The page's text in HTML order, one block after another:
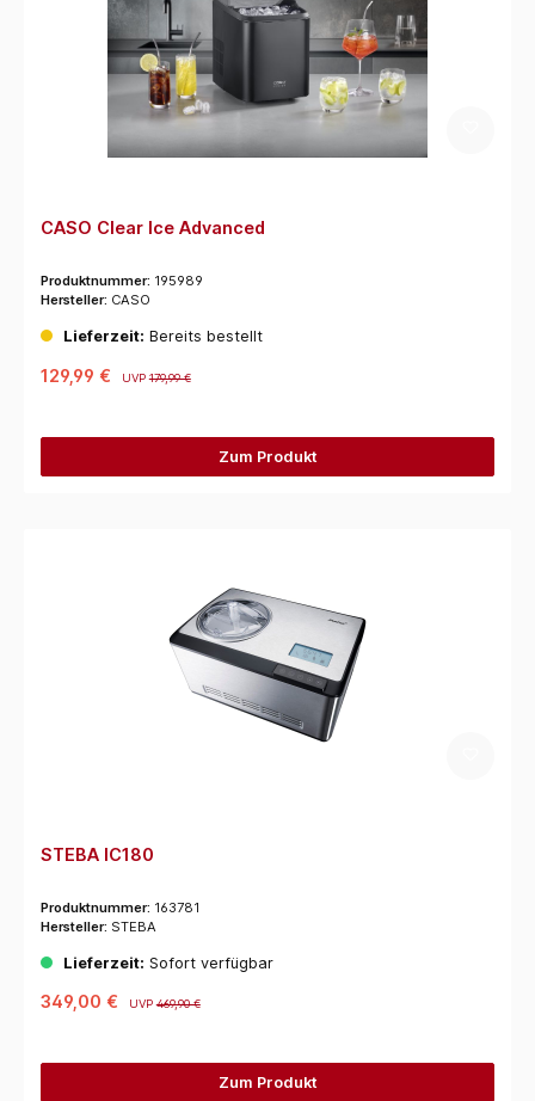
CASO Clear Ice Advanced
Produktnummer: 195989
Hersteller: CASO
Lieferzeit: Bereits bestellt
129,99 € UVP179,99 €
Zum Produkt
STEBA IC180
Produktnummer: 163781
Hersteller: STEBA
Lieferzeit: Sofort verfügbar
349,00 € UVP469,90 €
Zum Produkt